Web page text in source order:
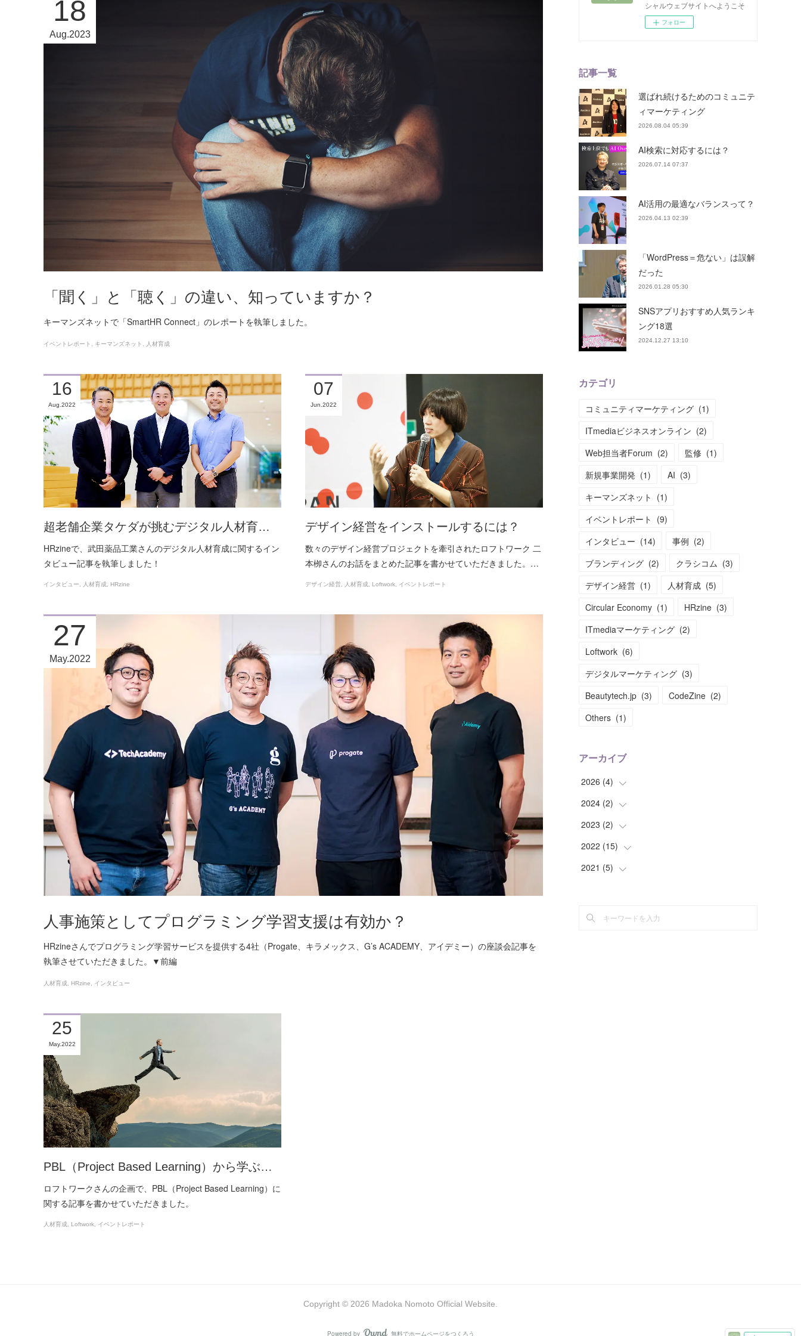
「聞く」と「聴く」の違い、知っていますか？
キーマンズネットで「SmartHR Connect」のレポートを執筆しました。
18
Aug 2023
イベントレポート キーマンズネット 人材育成
超老舗企業タケダが挑むデジタル人材育…
HRzineで、武田薬品工業さんのデジタル人材育成に関するイン
タビュー記事を執筆しました！
16
Aug 2022
インタビュー 人材育成 HRzine
デザイン経営をインストールするには？
数々のデザイン経営プロジェクトを牽引されたロフトワーク 二
本栁さんのお話をまとめた記事を書かせていただきました。…
07
Jun 2022
デザイン経営 人材育成 Loftwork イベントレポート
人事施策としてプログラミング学習支援は有効か？
HRzineさんでプログラミング学習サービスを提供する4社（Progate、キラメックス、G’s ACADEMY、アイデミー）の座談会記事を
執筆させていただきました。▼前編
27
May 2022
人材育成 HRzine インタビュー
PBL（Project Based Learning）から学ぶ…
ロフトワークさんの企画で、PBL（Project Based Learning）に
関する記事を書かせていただきました。
25
May 2022
人材育成 Loftwork イベントレポート
シャルウェブサイトへようこそ
フォロー
記事一覧
選ばれ続けるためのコミュニテ
ィマーケティング
2026.08.04 05:39
AI検索に対応するには？
2026.07.14 07:37
AI活用の最適なバランスって？
2026.04.13 02:39
「WordPress＝危ない」は誤解
だった
2026.01.28 05:30
SNSアプリおすすめ人気ランキ
ング18選
2024.12.27 13:10
カテゴリ
コミュニティマーケティング (1)
ITmediaビジネスオンライン (2)
Web担当者Forum (2) 監修 (1)
新規事業開発 (1) AI (3)
キーマンズネット (1)
イベントレポート (9)
インタビュー (14) 事例 (2)
ブランディング (2) クラシコム (3)
デザイン経営 (1) 人材育成 (5)
Circular Economy (1) HRzine (3)
ITmediaマーケティング (2)
Loftwork (6)
デジタルマーケティング (3)
Beautytech.jp (3) CodeZine (2)
Others (1)
アーカイブ
2026 (4)
(1
(1
(1)
(1
2024 (2)
(1
(1)
2023 (2)
(1)
(1
2022 (15)
(2
2021 (5)
Copyright © 2026 Madoka Nomoto Official Website
Powered by 無料でホームページをつくろう